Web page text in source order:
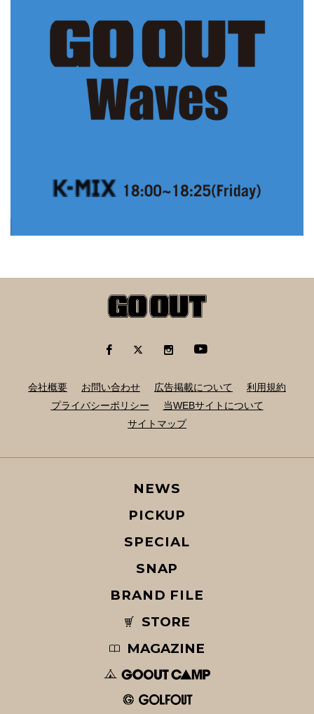
会社概要 お問い合わせ 広告掲載について
利用規約
プライバシーポリシー
当WEBサイトについて
サイトマップ
NEWS
PICKUP
SPECIAL
SNAP
BRAND FILE
STORE
MAGAZINE